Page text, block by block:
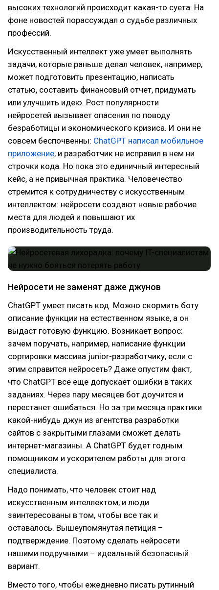
высоких технологий происходит какая-то суета. На
фоне новостей порассуждал о судьбе различных
профессий.
Искусственный интеллект уже умеет выполнять
задачи, которые раньше делал человек, например,
может подготовить презентацию, написать
статью, составить финансовый отчет, придумать
или улучшить идею. Рост популярности
нейросетей вызывает опасения по поводу
безработицы и экономического кризиса. И они не
совсем беспочвенны: ChatGPT написал мобильное
приложение, и разработчик не исправил в нем ни
строчки кода. Но пока это единичный интересный
кейс, а не привычная практика. Человечество
стремится к сотрудничеству с искусственным
интеллектом: нейросети создают новые рабочие
места для людей и повышают их
производительность труда.
Нейросети не заменят даже джунов
ChatGPT умеет писать код. Можно скормить боту
описание функции на естественном языке, а он
выдаст готовую функцию. Возникает вопрос:
зачем поручать, например, написание функции
сортировки массива junior-разработчику, если с
этим справится нейросеть? Даже опустим факт,
что ChatGPT все еще допускает ошибки в таких
заданиях. Через пару месяцев бот доучится и
перестанет ошибаться. Но за три месяца практики
какой-нибудь джун из агентства разработки
сайтов с закрытыми глазами сможет делать
интернет-магазины. А ChatGPT будет годным
помощником и ускорителем работы для этого
специалиста.
Надо понимать, что человек стоит над
искусственным интеллектом, и люди
заинтересованы в том, чтобы все так и
оставалось. Вышеупомянутая петиция –
подтверждение. Поэтому сделать нейросети
нашими подручными – идеальный безопасный
вариант.
Вместо того, чтобы ежедневно писать рутинный